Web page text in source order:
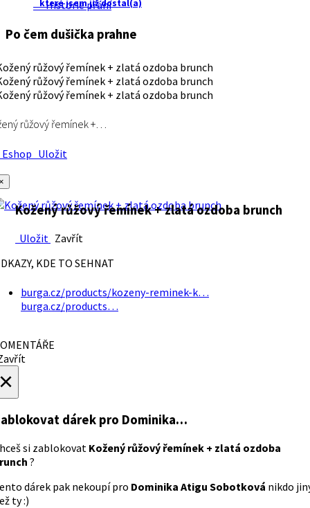
které jsem již dostal(a)
Historie přání
Po čem dušička prahne
růžový řemínek +…
Uložit
Kožený růžový řemínek + zlatá ozdoba brunch
Uložit Zavřít
KDE TO SEHNAT
burga.cz/products/kozeny-reminek-k…
burga.cz/products…
dárek pro Dominika…
si zablokovat Kožený růžový řemínek + zlatá ozdoba
?
dárek pak nekoupí pro Dominika Atigu Sobotková nikdo
ty :)